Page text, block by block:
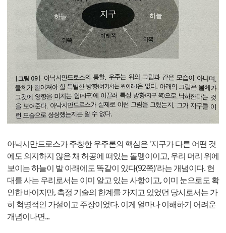
아낙시만드로스가 주창한 우주론의 핵심은 '지구가 다른 어떤 것
에도 의지하지 않은 채 허공에 떠있는 돌멩이이고, 우리 머리 위에
보이는 하늘이 발 아래에도 똑같이 있다(92쪽)'라는 개념이다. 현
대를 사는 우리로서는 이미 알고 있는 사항이고, 이미 눈으로도 확
인한 바이지만, 측정 기술의 한계를 가지고 있었던 당시로서는 가
히 혁명적인 가설이고 주장이었다. 이게 얼마나 이해하기 어려운
개념이나면...